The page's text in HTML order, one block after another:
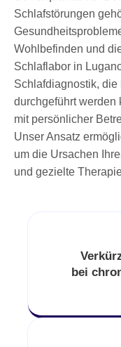
Schlafstörungen
Wohlbefinden und
Schlaflabor in
Schlafdiagnostik,
durchgeführt werden
mit persönlicher
Unser Ansatz
um die Ursachen
und gezielte
bei